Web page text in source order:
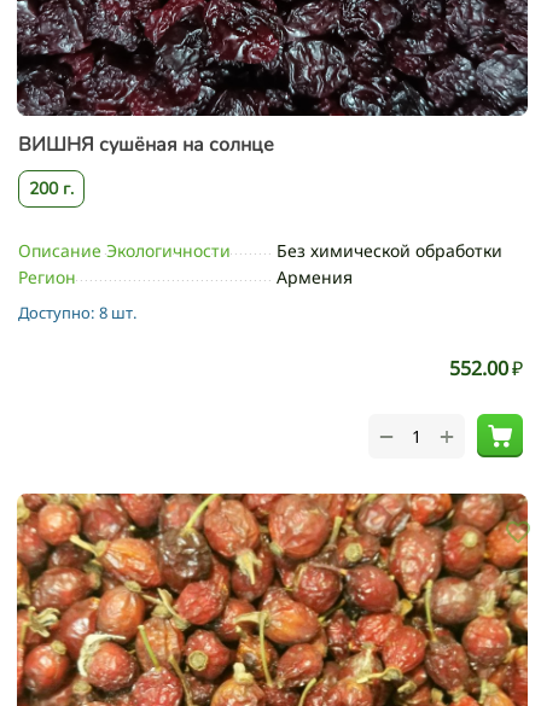
ВИШНЯ сушёная на солнце
200 г.
Описание Экологичности
Без химической обработки
Регион
Армения
Доступно: 8 шт.
552.00₽
+
−